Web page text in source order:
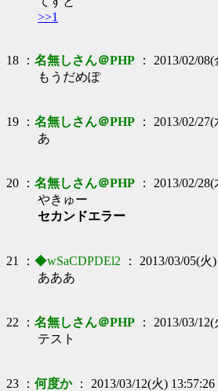
>>1
18 ： 名無しさん＠PHP ： 2013/02/
もうだめぽ
19 ： 名無しさん＠PHP ： 2013/02/
あ
20 ： 名無しさん＠PHP ： 2013/02/
やきゅー
セカンドエラー
21 ： ◆wSaCDPDEl2 ： 2013/03/05(
あああ
22 ： 名無しさん＠PHP ： 2013/03/
テスト
23 ： 何度か： 2013/03/12(火)